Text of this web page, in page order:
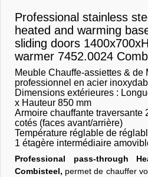
Professional stainless
heated and warming
sliding doors
warmer 7452.0024
Meuble Chauffe-assiettes & de
professionnel en acier
Dimensions extérieures :
x Hauteur 850 mm
Armoire chauffante traversante
cotés (faces avant/arrière)
Température réglable de
1 étagère intermédiaire
Professional pass-through
Combisteel, permet de chauffer